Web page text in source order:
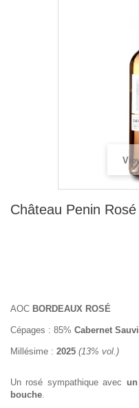
Château Penin
AOC BORDEAUX ROSÉ
Cépages : 85% Cabernet
Millésime : 2025 (13% vol.)
Un rosé sympathique avec
bouche